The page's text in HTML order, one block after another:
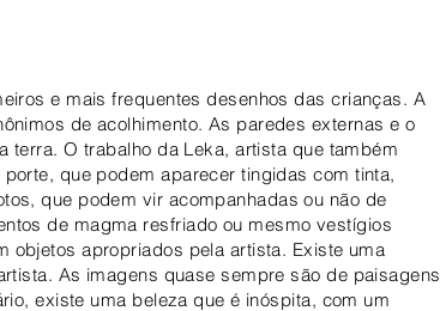
e mais frequentes desenhos das crianças. A
de acolhimento. As paredes externas e o
O trabalho da Leka, artista que também
que podem aparecer tingidas com tinta,
que podem vir acompanhadas ou não de
de magma resfriado ou mesmo vestígios
objetos apropriados pela artista. Existe uma
As imagens quase sempre são de paisagens
existe uma beleza que é inóspita, com um